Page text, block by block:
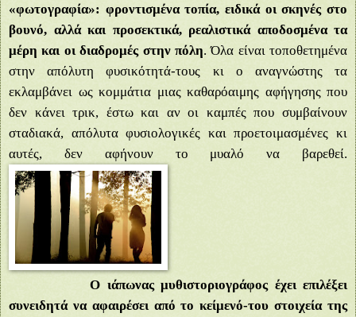
«φωτογραφία»: φροντισμένα τοπία, ειδικά οι σκηνές στο
βουνό, αλλά και προσεκτικά, ρεαλιστικά αποδοσμένα τα
μέρη και οι διαδρομές στην πόλη. Όλα είναι τοποθετημένα
στην απόλυτη φυσικότητά-τους κι ο αναγνώστης τα
εκλαμβάνει ως κομμάτια μιας καθαρόαιμης αφήγησης που
δεν κάνει τρικ, έστω και αν οι καμπές που συμβαίνουν
σταδιακά, απόλυτα φυσιολογικές και προετοιμασμένες κι
αυτές, δεν αφήνουν το μυαλό να βαρεθεί.
Ο ιάπωνας μυθιστοριογράφος έχει επιλέξει
συνειδητά να αφαιρέσει από το κείμενό-του στοιχεία της